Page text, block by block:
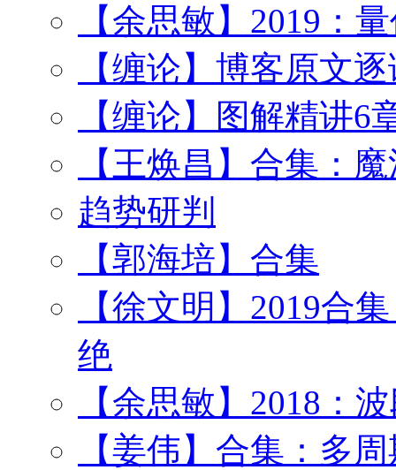
【余思敏】2019：
【缠论】博客原文
【缠论】图解精讲6
【王焕昌】合集：
趋势研判
【郭海培】合集
【徐文明】2019合
绝
【余思敏】2018：
【姜伟】合集：多